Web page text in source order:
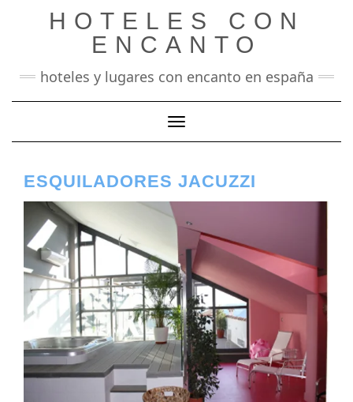
HOTELES CON
ENCANTO
hoteles y lugares con encanto en españa
Cambiar modo de navegación
ESQUILADORES JACUZZI